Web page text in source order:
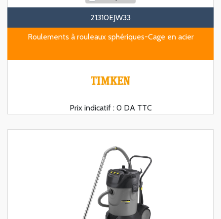
21310EJW33
Roulements à rouleaux sphériques-Cage en acier
Prix indicatif : 0 DA TTC